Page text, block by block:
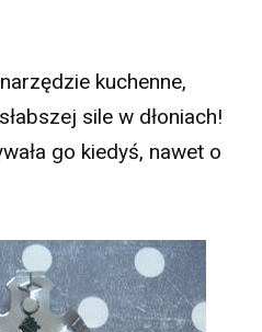
kuchenne,
sile w dłoniach!
go kiedyś, nawet o